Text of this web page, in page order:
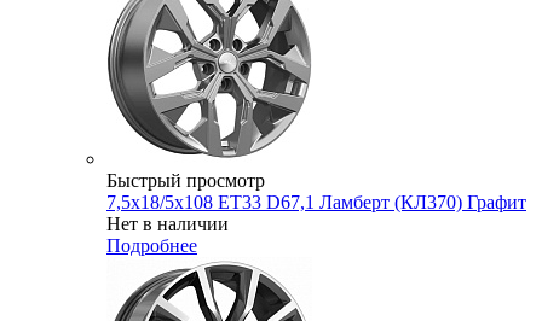
Быстрый просмотр
7,5x18/5x108 ET33 D67,1 Ламберт (КЛ370) Графит
Нет в наличии
Подробнее